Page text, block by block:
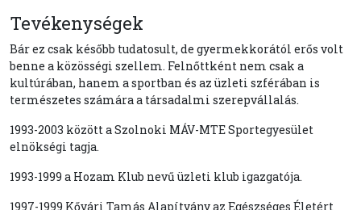
Tevékenységek
Bár ez csak később tudatosult, de gyermekkorától erős volt
benne a közösségi szellem. Felnőttként nem csak a
kultúrában, hanem a sportban és az üzleti szférában is
természetes számára a társadalmi szerepvállalás.
1993-2003 között a Szolnoki MÁV-MTE Sportegyesület
elnökségi tagja.
1993-1999 a Hozam Klub nevű üzleti klub igazgatója.
1997-1999 Kővári Tamás Alapítvány az Egészséges Életért